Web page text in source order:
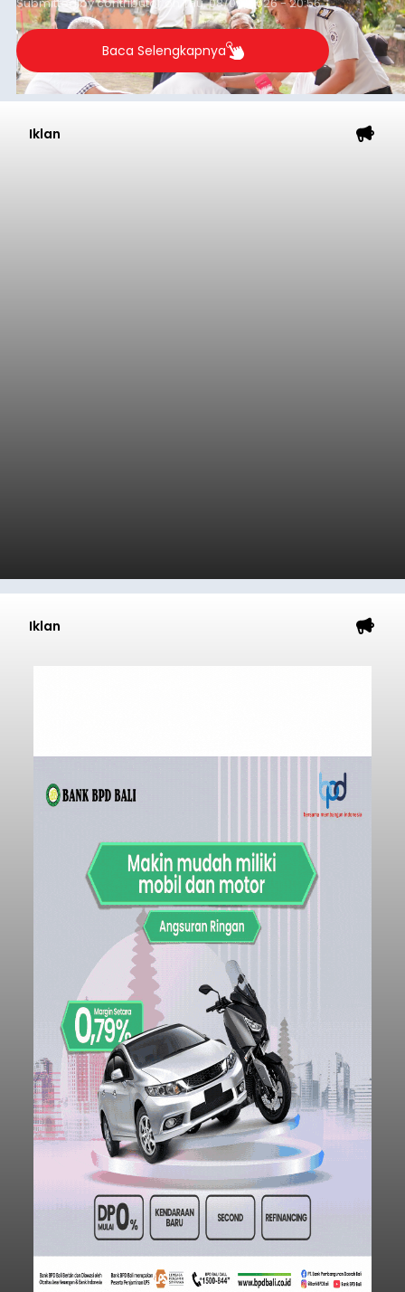
Submitted bycontributor Thu, 08/06/2026 - 20:56
Baca Selengkapnya
Iklan
Iklan